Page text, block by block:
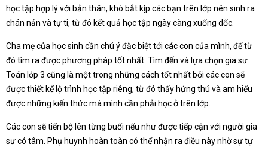
học tập hợp lý với bản thân, khó bắt kịp các bạn trên lớp nên sinh ra
chán nản và tự ti, từ đó kết quả học tập ngày càng xuống dốc.
Cha mẹ của học sinh cần chú ý đặc biệt tới các con của mình, để từ
đó tìm ra được phương pháp tốt nhất. Tìm đến và lựa chọn gia sư
Toán lớp 3 cũng là một trong những cách tốt nhất bởi các con sẽ
được thiết kế lộ trình học tập riêng, từ đó thấy hứng thú và am hiểu
được những kiến thức mà mình cần phải học ở trên lớp.
Các con sẽ tiến bộ lên từng buổi nếu như được tiếp cận với người gia
sư có tâm. Phụ huynh hoàn toàn có thể nhận ra điều này nhờ sự tự